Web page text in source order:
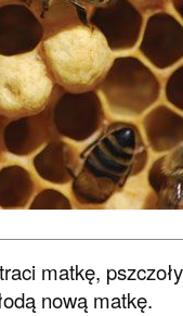
matkę,
nową matkę.